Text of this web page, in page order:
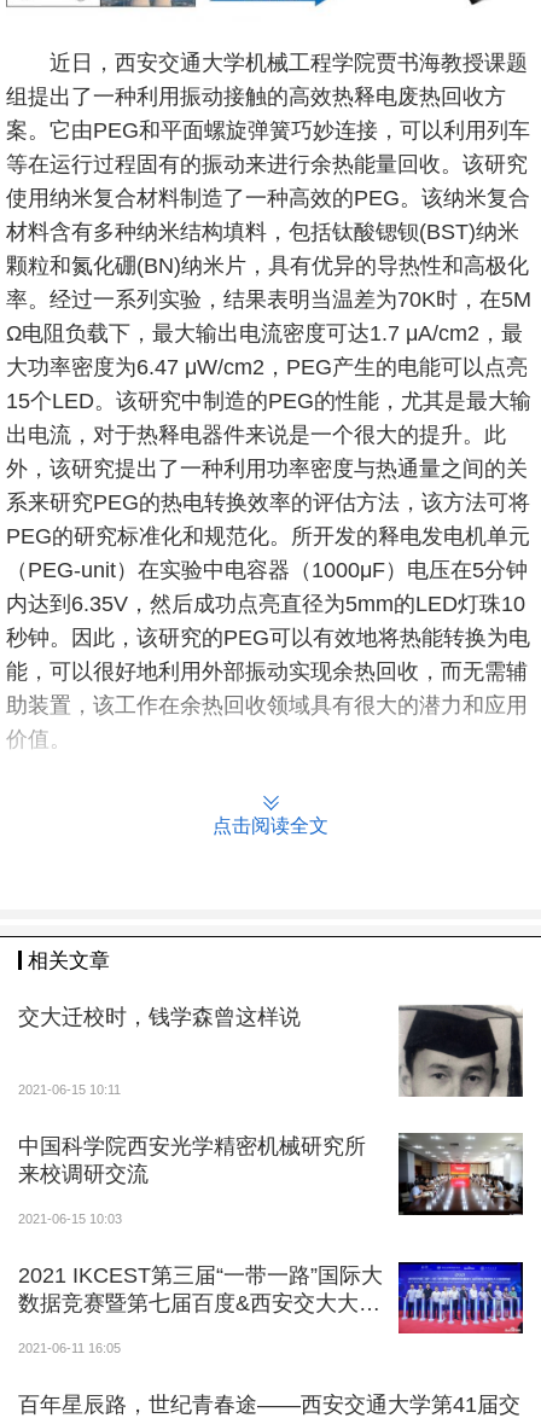
近日，西安交通大学机械工程学院贾书海教授课题
组提出了一种利用振动接触的高效热释电废热回收方
案。它由PEG和平面螺旋弹簧巧妙连接，可以利用列车
等在运行过程固有的振动来进行余热能量回收。该研究
使用纳米复合材料制造了一种高效的PEG。该纳米复合
材料含有多种纳米结构填料，包括钛酸锶钡(BST)纳米
颗粒和氮化硼(BN)纳米片，具有优异的导热性和高极化
率。经过一系列实验，结果表明当温差为70K时，在5M
Ω电阻负载下，最大输出电流密度可达1.7 μA/cm2，最
大功率密度为6.47 μW/cm2，PEG产生的电能可以点亮
15个LED。该研究中制造的PEG的性能，尤其是最大输
出电流，对于热释电器件来说是一个很大的提升。此
外，该研究提出了一种利用功率密度与热通量之间的关
系来研究PEG的热电转换效率的评估方法，该方法可将
PEG的研究标准化和规范化。所开发的释电发电机单元
（PEG-unit）在实验中电容器（1000μF）电压在5分钟
内达到6.35V，然后成功点亮直径为5mm的LED灯珠10
秒钟。因此，该研究的PEG可以有效地将热能转换为电
能，可以很好地利用外部振动实现余热回收，而无需辅
助装置，该工作在余热回收领域具有很大的潜力和应用
价值。
该研究成果以“Highly efficient pyroelectric generat
or for waste heat recovery without auxiliary device”为
机械工程学院是唯一作者单位，机械工程学院贾书海教
授为通讯作者。该项研究工作得到了国家自然科学基
金、中央高校基本科研业务费等项目的资助。
近年来，西安交大机械工程贾书海教授课题组在柔
性传感、能量回收等方面的研究取得了多项进展，相关
(5): 1600437,(IF: 15.84)，ACS Applied Materials & Int
erfaces, 2018, 10(7): 6624-6635, (IF: 8.758)，Journal
of Power Sources, 2019, 433. 226692,(IF: 8.247)，AC
S Applied Materials & Interfaces, 2020,12(25), 28669-2
8680, (IF: 8.758)。
文章链接：https://doi.org/10.1016/j.nanoen.2021.
点击阅读全文
相关文章
交大迁校时，钱学森曾这样说
2021-06-15 10:11
中国科学院西安光学精密机械研究所
来校调研交流
2021-06-15 10:03
2021 IKCEST第三届“一带一路”国际大
数据竞赛暨第七届百度&西安交大大数
2021-06-11 16:05
百年星辰路，世纪青春途——西安交通大学第41届交